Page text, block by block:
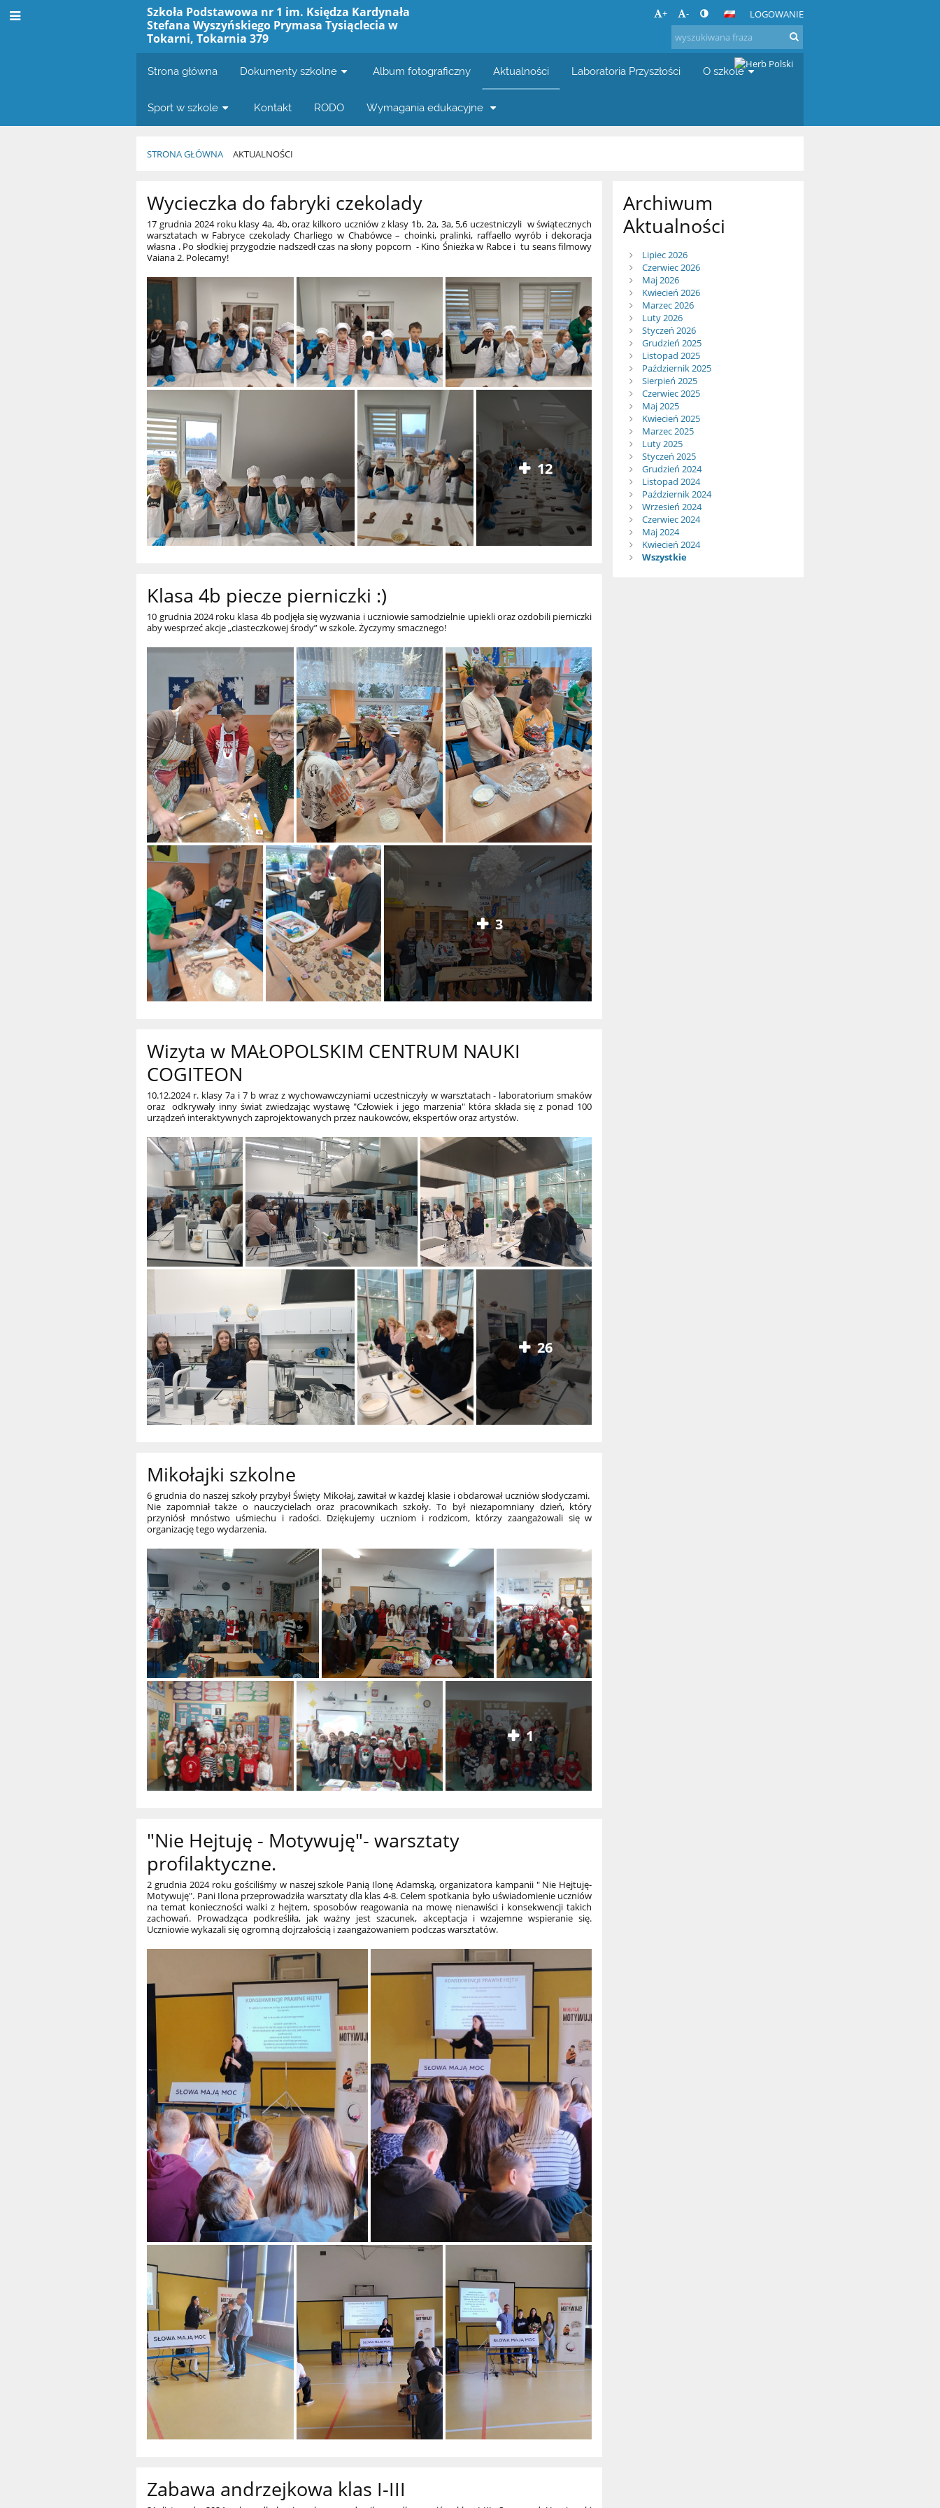
Szkoła Podstawowa nr 1 im. Księdza Kardynała
Stefana Wyszyńskiego Prymasa Tysiąclecia w
Tokarni, Tokarnia 379
+ - LOGOWANIE
Strona główna Dokumenty szkolne Album fotograficzny Aktualności Laboratoria Przyszłości O szkole
Sport w szkole Kontakt RODO Wymagania edukacyjne
STRONA GŁÓWNA AKTUALNOŚCI
Aktualności
Wycieczka do fabryki czekolady
17 grudnia 2024 roku klasy 4a, 4b, oraz kilkoro uczniów z klasy 1b, 2a, 3a, 5,6 uczestniczyli w świątecznych
warsztatach w Fabryce czekolady Charliego w Chabówce – choinki, pralinki, raffaello wyrób i dekoracja
własna . Po słodkiej przygodzie nadszedł czas na słony popcorn - Kino Śnieżka w Rabce i tu seans filmowy
Vaiana 2. Polecamy!
12
Klasa 4b piecze pierniczki :)
10 grudnia 2024 roku klasa 4b podjęła się wyzwania i uczniowie samodzielnie upiekli oraz ozdobili pierniczki
aby wesprzeć akcje „ciasteczkowej środy” w szkole. Życzymy smacznego!
3
Wizyta w MAŁOPOLSKIM CENTRUM NAUKI
COGITEON
10.12.2024 r. klasy 7a i 7 b wraz z wychowawczyniami uczestniczyły w warsztatach - laboratorium smaków
oraz odkrywały inny świat zwiedzając wystawę "Człowiek i jego marzenia" która składa się z ponad 100
urządzeń interaktywnych zaprojektowanych przez naukowców, ekspertów oraz artystów.
26
Mikołajki szkolne
6 grudnia do naszej szkoły przybył Święty Mikołaj, zawitał w każdej klasie i obdarował uczniów słodyczami.
Nie zapomniał także o nauczycielach oraz pracownikach szkoły. To był niezapomniany dzień, który
przyniósł mnóstwo uśmiechu i radości. Dziękujemy uczniom i rodzicom, którzy zaangażowali się w
organizację tego wydarzenia.
1
"Nie Hejtuję - Motywuję"- warsztaty
profilaktyczne.
2 grudnia 2024 roku gościliśmy w naszej szkole Panią Ilonę Adamską, organizatora kampanii " Nie Hejtuję-
Motywuję". Pani Ilona przeprowadziła warsztaty dla klas 4-8. Celem spotkania było uświadomienie uczniów
na temat konieczności walki z hejtem, sposobów reagowania na mowę nienawiści i konsekwencji takich
zachowań. Prowadząca podkreśliła, jak ważny jest szacunek, akceptacja i wzajemne wspieranie się.
Uczniowie wykazali się ogromną dojrzałością i zaangażowaniem podczas warsztatów.
Zabawa andrzejkowa klas I-III
Archiwum
Aktualności
Lipiec 2026
Czerwiec 2026
Maj 2026
Kwiecień 2026
Marzec 2026
Luty 2026
Styczeń 2026
Grudzień 2025
Listopad 2025
Październik 2025
Sierpień 2025
Czerwiec 2025
Maj 2025
Kwiecień 2025
Marzec 2025
Luty 2025
Styczeń 2025
Grudzień 2024
Listopad 2024
Październik 2024
Wrzesień 2024
Czerwiec 2024
Maj 2024
Kwiecień 2024
Wszystkie